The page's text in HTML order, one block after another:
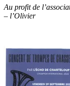
Au profit de
– l’Olivier